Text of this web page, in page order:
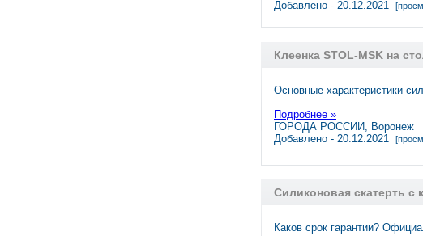
Добавлено - 20.12.2021
Клеенка STOL-MSK на
Основные характеристики
Подробнее »
ГОРОДА РОССИИ, Воронеж
Добавлено - 20.12.2021
Силиконовая скатерть с
Каков срок гарантии?